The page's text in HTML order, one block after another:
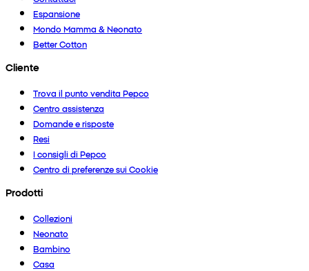
Espansione
Mondo Mamma & Neonato
Better Cotton
Cliente
Trova il punto vendita Pepco
Centro assistenza
Domande e risposte
Resi
I consigli di Pepco
Centro di preferenze sui Cookie
Prodotti
Collezioni
Neonato
Bambino
Casa